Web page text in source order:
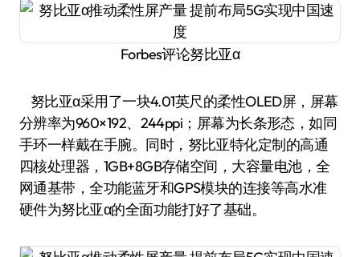
Forbes评论努比亚α
努比亚α采用了一块4.01英尺的柔性OLED屏，屏幕
分辨率为960×192、244ppi；屏幕为长条形态，如同
手环一样戴在手腕。同时，努比亚特化定制的高通
四核处理器，1GB+8GB存储空间，大容量电池，全
网通基带，全功能蓝牙和GPS模块的连接等高水准
硬件为努比亚α的全面功能打好了基础。